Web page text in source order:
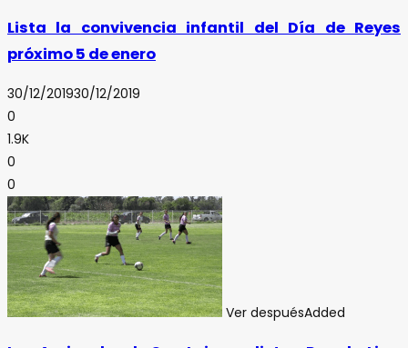
Lista la convivencia infantil del Día de Reyes
próximo 5 de enero
30/12/201930/12/2019
0
1.9K
0
0
Ver despuésAdded